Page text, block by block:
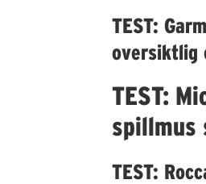
TEST:
oversiktlig
TEST:
spillmus
TEST: